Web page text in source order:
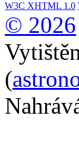
W3C XHTML 1.0
© 2026
(